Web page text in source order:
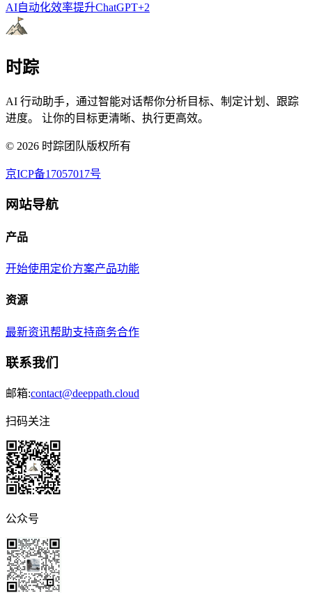
AI自动化效率提升ChatGPT+2
时踪
AI 行动助手，通过智能对话帮你分析目标、制定计划、跟踪
进度。 让你的目标更清晰、执行更高效。
© 2026 时踪团队版权所有
京ICP备17057017号
网站导航
产品
开始使用 定价方案产品功能
资源
最新资讯帮助支持商务合作
联系我们
邮箱:contact@deeppath.cloud
扫码关注
公众号